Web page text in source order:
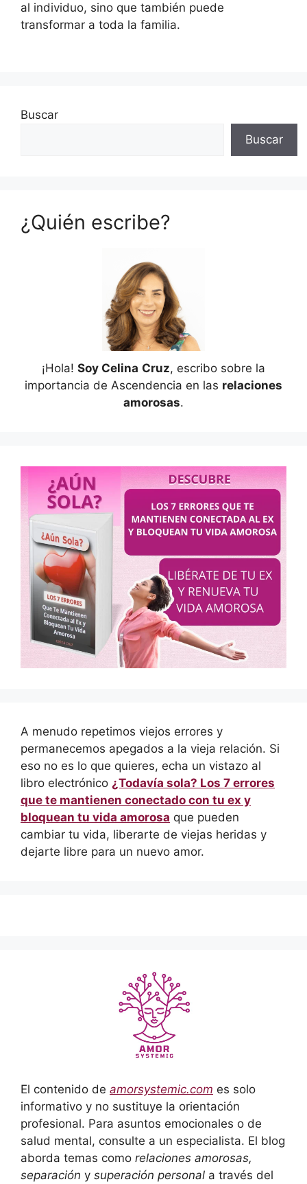
al individuo, sino que también puede
transformar a toda la familia.
Buscar
Buscar
¿Quién escribe?
¡Hola! Soy Celina Cruz, escribo sobre la
importancia de Ascendencia en las relaciones
amorosas.
A menudo repetimos viejos errores y
permanecemos apegados a la vieja relación. Si
eso no es lo que quieres, echa un vistazo al
libro electrónico ¿Todavía sola? Los 7 errores
que te mantienen conectado con tu ex y
bloquean tu vida amorosa que pueden
cambiar tu vida, liberarte de viejas heridas y
dejarte libre para un nuevo amor.
El contenido de amorsystemic.com es solo
informativo y no sustituye la orientación
profesional. Para asuntos emocionales o de
salud mental, consulte a un especialista. El blog
aborda temas como relaciones amorosas,
separación y superación personal a través del